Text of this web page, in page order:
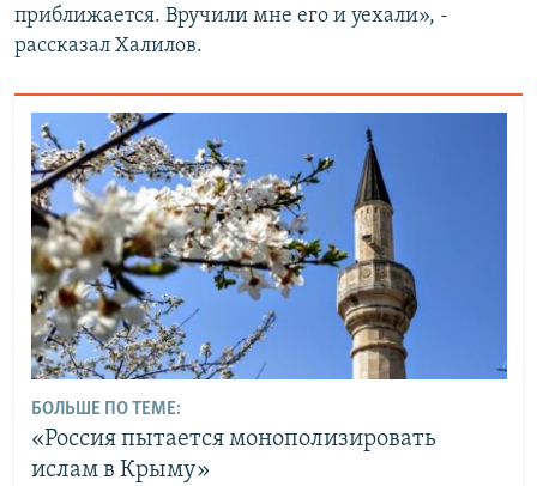
приближается. Вручили мне его и уехали», -
рассказал Халилов.
БОЛЬШЕ ПО ТЕМЕ:
«Россия пытается монополизировать
ислам в Крыму»